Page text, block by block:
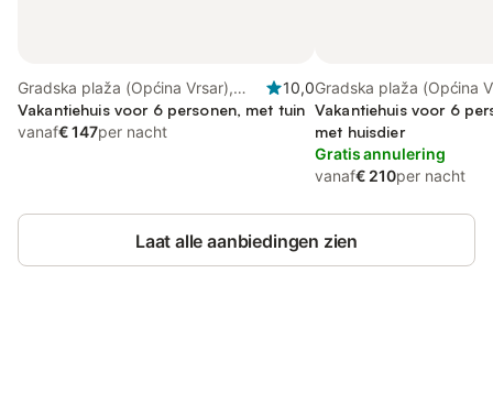
Gradska plaža (Općina Vrsar),
Općina Vrsar
10,0
Vakantiehuis voor 6 personen, met tuin
vanaf€ 147per nacht
Gradska plaža (Općina
Općina Vrsar
Vakantiehuis voor 6
met huisdier
Gratis annulering
vanaf€ 210per nacht
Laat alle aanbiedingen zien